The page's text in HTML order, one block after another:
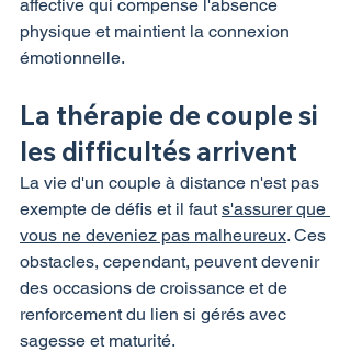
affective qui compense l'absence
physique et maintient la connexion
émotionnelle.
La thérapie de couple si
les difficultés arrivent
La vie d'un couple à distance n'est pas
exempte de défis et il faut s'assurer que
vous ne deveniez pas malheureux. Ces
obstacles, cependant, peuvent devenir
des occasions de croissance et de
renforcement du lien si gérés avec
sagesse et maturité.